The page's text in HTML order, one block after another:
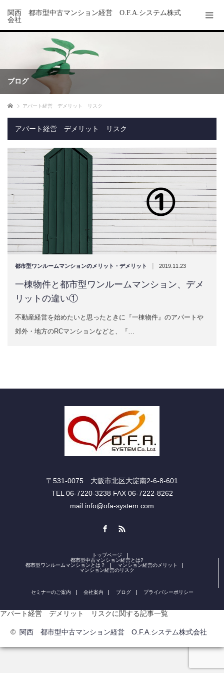
関西 都市型中古マンション経営 O.F.A.システム株式
会社
ブログ
ホーム アパート経営 デメリット リスク
アパート経営 デメリット リスク
都市型ワンルームマンションのメリット・デメリット | 2019.11.23
一棟物件と都市型ワンルームマンション、デメ
リットの違い①
不動産経営を始めたいと思ったときに『一棟物件』のアパートや
郊外・地方のRCマンションなどと、『…
〒531-0075 大阪市北区大淀南2-6-8-601
TEL 06-7220-3238 FAX 06-7222-8262
mail info@ofa-system.com
トップページ
都市型中古マンション経営とは?
都市型ワンルームマンションとは？
マンション経営のメリット
マンション経営のリスク
セミナーのご案内 会社案内 ブログ プライバシーポリシー
アパート経営 デメリット リスクに関する記事一覧
セミナー申込・お問い合わせ
© 関西 都市型中古マンション経営 O.F.A.システム株式会社